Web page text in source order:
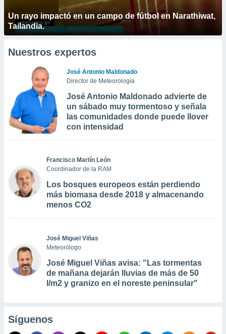
Un rayo impactó en un campo de fútbol en Narathiwat,
Tailandia.
Nuestros expertos
José Antonio Maldonado
Director de Meteorología
José Antonio Maldonado advierte de
un sábado muy tormentoso y señala
las comunidades donde puede llover
con intensidad
Francisco Martín León
Coordinador de la RAM
Los bosques europeos están perdiendo
más biomasa desde 2018 y almacenando
menos CO2
José Miguel Viñas
Meteorólogo
José Miguel Viñas avisa: "Las tormentas
de mañana dejarán lluvias de más de 50
l/m2 y granizo en el noreste peninsular"
Síguenos